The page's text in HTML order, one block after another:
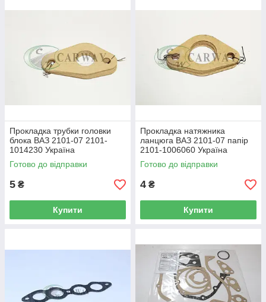
Прокладка трубки головки
блока ВАЗ 2101-07 2101-
1014230 Україна
Готово до відправки
5 ₴
Купити
Прокладка натяжника
ланцюга ВАЗ 2101-07 папір
2101-1006060 Україна
Готово до відправки
4 ₴
Купити